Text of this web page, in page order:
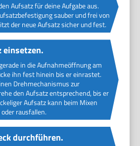
Aufsatz für deine Aufgabe aus.
sauber und frei von
der neue Aufsatz sicher und fest.
einsetzen.
in die Aufnahmeöffnung am
ihn fest hinein bis er einrastet.
Drehmechanismus zur
den Aufsatz entsprechend, bis er
Aufsatz kann beim Mixen
rausfallen.
durchführen.